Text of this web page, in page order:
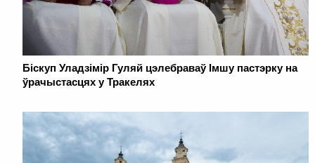
Біскуп Уладзімір Гуляй цэлебраваў Імшу пастэрку на
ўрачыстасцях у Тракелях